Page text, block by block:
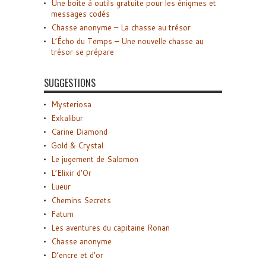
Une boîte à outils gratuite pour les énigmes et
messages codés
Chasse anonyme – La chasse au trésor
L’Écho du Temps – Une nouvelle chasse au
trésor se prépare
SUGGESTIONS
Mysteriosa
Exkalibur
Carine Diamond
Gold & Crystal
Le jugement de Salomon
L’Elixir d’Or
Lueur
Chemins Secrets
Fatum
Les aventures du capitaine Ronan
Chasse anonyme
D’encre et d’or